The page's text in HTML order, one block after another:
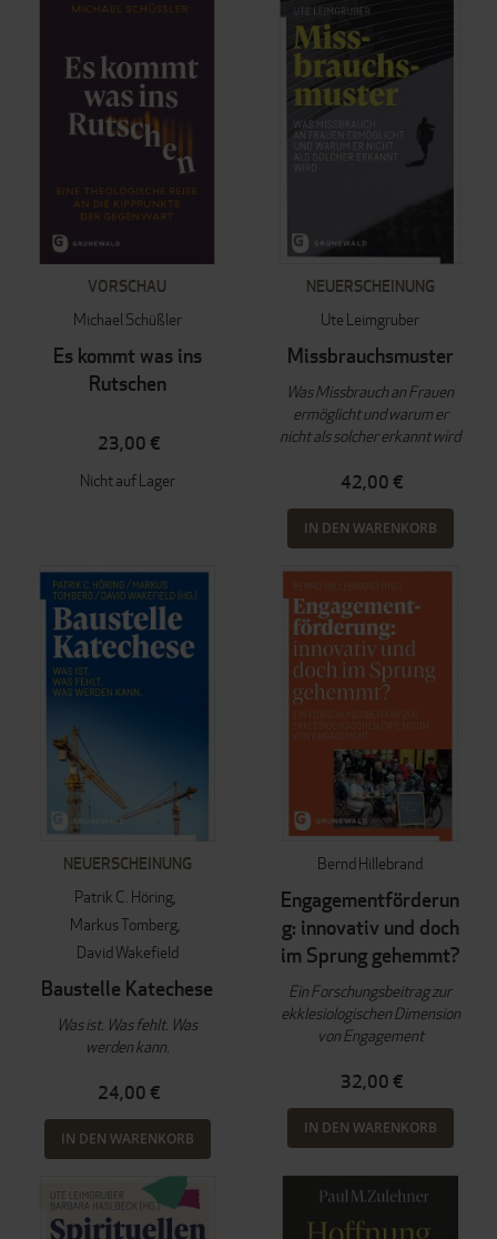
VORSCHAU
Michael Schüßler
Es kommt was ins
Rutschen
23,00 €
Nicht auf Lager
NEUERSCHEINUNG
Ute Leimgruber
Missbrauchsmuster
Was Missbrauch an Frauen
ermöglicht und warum er
nicht als solcher erkannt wird
42,00 €
IN DEN WARENKORB
NEUERSCHEINUNG
Patrik C. Höring
Markus Tomberg
David Wakefield
Baustelle Katechese
Was ist. Was fehlt. Was
werden kann.
24,00 €
IN DEN WARENKORB
Bernd Hillebrand
Engagementförderun
g: innovativ und doch
im Sprung gehemmt?
Ein Forschungsbeitrag zur
ekklesiologischen Dimension
von Engagement
32,00 €
IN DEN WARENKORB